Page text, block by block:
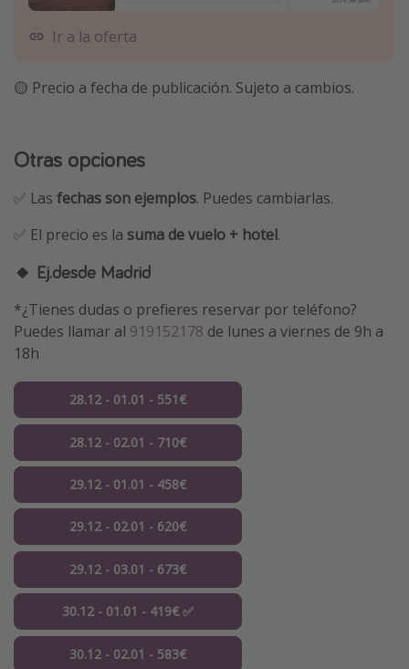
Ir a la oferta
🟡 Precio a fecha de publicación. Sujeto a cambios.
Otras opciones
✅ Las fechas son ejemplos. Puedes cambiarlas.
✅ El precio es la suma de vuelo + hotel.
🔸 Ej.desde Madrid
*¿Tienes dudas o prefieres reservar por teléfono?
Puedes llamar al 919152178 de lunes a viernes de 9h a
18h
28.12 - 01.01 - 551€
28.12 - 02.01 - 710€
29.12 - 01.01 - 458€
29.12 - 02.01 - 620€
29.12 - 03.01 - 673€
30.12 - 01.01 - 419€ ✅
30.12 - 02.01 - 583€